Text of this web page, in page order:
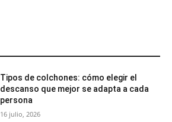
Tipos de colchones: cómo elegir el
descanso que mejor se adapta a cada
persona
16 julio, 2026